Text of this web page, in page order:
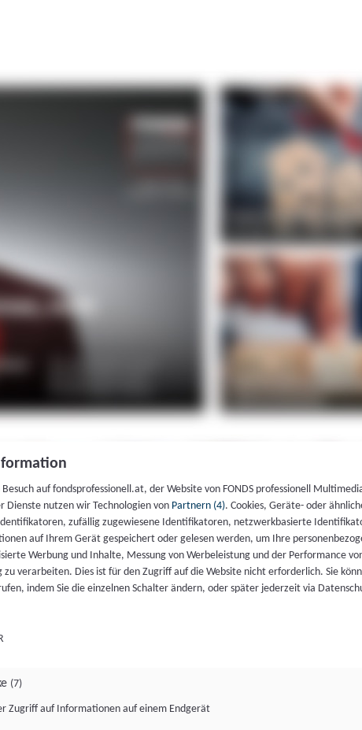
auf fondsprofessionell.at, der Website von FONDS professionell
Dienste nutzen wir Technologien von Partnern (4). Cookies, Geräte- oder
zufällig zugewiesene Identifikatoren, netzwerkbasierte
auf Ihrem Gerät gespeichert oder gelesen werden, um Ihre
Werbung und Inhalte, Messung von Werbeleistung und der Performance
zu verarbeiten. Dies ist für den Zugriff auf die Website nicht erforderlich. Sie
indem Sie die einzelnen Schalter ändern, oder später jederzeit via
(7)
Zugriff auf Informationen auf einem Endgerät